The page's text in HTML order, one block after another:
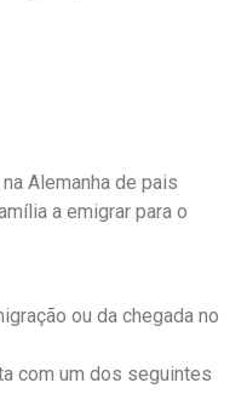
Alemanha de pais
a emigrar para o
ou da chegada no
com um dos seguintes